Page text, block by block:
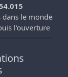
dans le monde
l'ouverture